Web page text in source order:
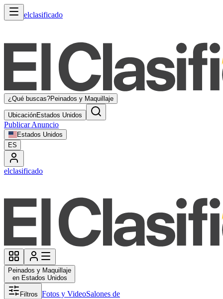
elclasificado
¿Qué buscas?Peinados y Maquillaje
UbicaciónEstados Unidos
Publicar Anuncio
Estados Unidos
ES
elclasificado
Peinados y Maquillaje
en Estados Unidos
Filtros Fotos y VideoSalones de